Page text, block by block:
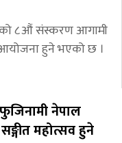
८औं संस्करण आगामी
हुने भएको छ ।
फुजिनामी नेपाल
महोत्सव हुने